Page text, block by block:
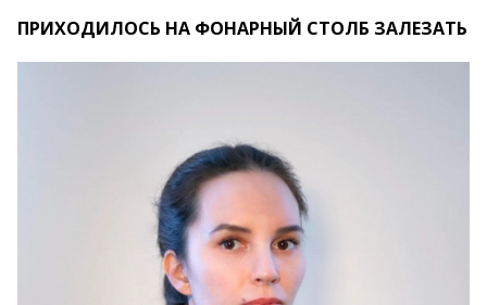
ПРИХОДИЛОСЬ НА ФОНАРНЫЙ СТОЛБ ЗАЛЕЗАТЬ